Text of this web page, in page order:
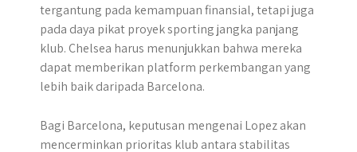
tergantung pada kemampuan finansial, tetapi juga
pada daya pikat proyek sporting jangka panjang
klub. Chelsea harus menunjukkan bahwa mereka
dapat memberikan platform perkembangan yang
lebih baik daripada Barcelona.
Bagi Barcelona, keputusan mengenai Lopez akan
mencerminkan prioritas klub antara stabilitas